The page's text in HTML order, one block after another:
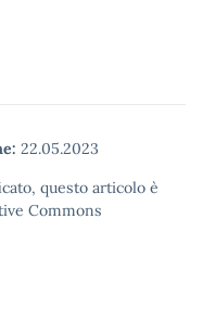
22.05.2023
questo articolo è
Commons